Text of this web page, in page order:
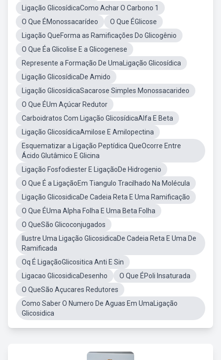
Ligação GlicosídicaComo Achar O Carbono 1
O Que ÉMonossacarídeo
O Que ÉGlicose
Ligação QueForma as Ramificações Do Glicogênio
O Que Éa Glicolise E a Glicogenese
Represente a Formação De UmaLigação Glicosídica
Ligação GlicosídicaDe Amido
Ligação GlicosídicaSacarose Simples Monossacarideo
O Que ÉUm Açúcar Redutor
Carboidratos Com Ligação GlicosídicaAlfa E Beta
Ligação GlicosídicaAmilose E Amilopectina
Esquematizar a Ligação Peptídica QueOcorre Entre
Ácido Glutâmico E Glicina
Ligação Fosfodiester E LigaçãoDe Hidrogenio
O Que É a LigaçãoEm Tiangulo Tracilhado Na Molécula
Ligação GlicosidicaDe Cadeia Reta E Uma Ramificação
O Que ÉUma Alpha Folha E Uma Beta Folha
O QueSão Glicoconjugados
Ilustre Uma Ligação GlicosidicaDe Cadeia Reta E Uma De
Ramificada
Oq É LigaçãoGlicositica Anti E Sin
Ligacao GlicosidicaDesenho
O Que ÉPoli Insaturada
O QueSão Açucares Redutores
Como Saber O Numero De Aguas Em UmaLigação
Glicosidica